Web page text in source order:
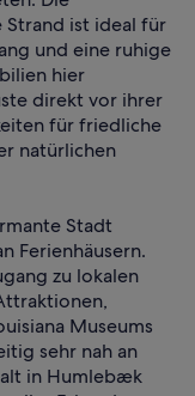
ist ideal für
und eine ruhige
hier
direkt vor ihrer
für friedliche
natürlichen
Stadt
Ferienhäusern.
zu lokalen
Museums
sehr nah an
in Humlebæk